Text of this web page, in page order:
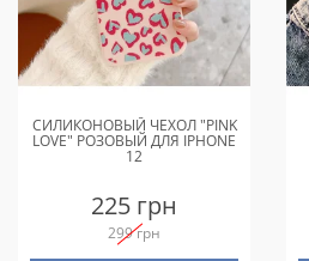
СИЛИКОНОВЫЙ ЧЕХОЛ "PINK
LOVE" РОЗОВЫЙ ДЛЯ IPHONE
12
225 грн
299 грн